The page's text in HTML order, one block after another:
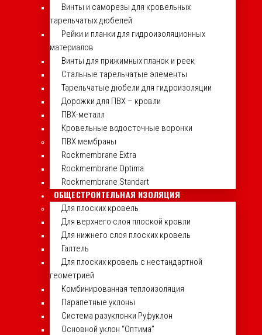
Винты и саморезы для кровельных
тарельчатых дюбелей
Рейки и планки для гидроизоляционных
материалов
Винты для прижимных планок и реек
Стальные тарельчатые элементы
Тарельчатые дюбели для гидроизоляции
Дорожки для ПВХ – кровли
ПВХ-металл
Кровельные водосточные воронки
ПВХ мембраны
Rockmembrane Extra
Rockmembrane Optima
Rockmembrane Standart
ОБЩЕСТРОИТЕЛЬНАЯ ИЗОЛЯЦИЯ
Для плоских кровель
Для верхнего слоя плоской кровли
Для нижнего слоя плоских кровель
Галтель
Для плоских кровель с нестандартной
геометрией
Комбинированная теплоизоляция
Парапетные уклоны
Система разуклонки Руфуклон
Основной уклон “Оптима”